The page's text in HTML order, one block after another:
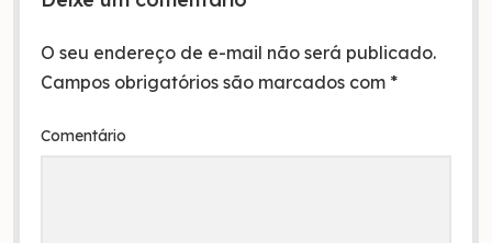
O seu endereço de e-mail não será publicado.
Campos obrigatórios são marcados com *
Comentário